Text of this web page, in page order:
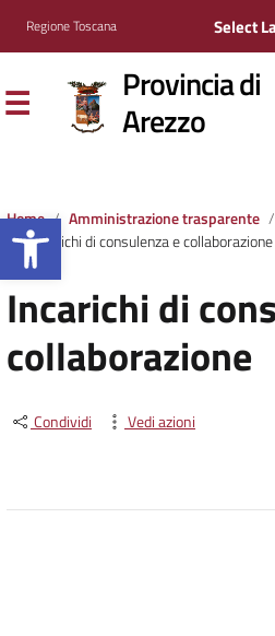
Apri la barra
Regione Toscana
Provincia di
Arezzo
Home Amministrazione trasparente
Incarichi di consulenza e collaborazione
Incarichi di
collaborazione
Condividi Vedi azioni